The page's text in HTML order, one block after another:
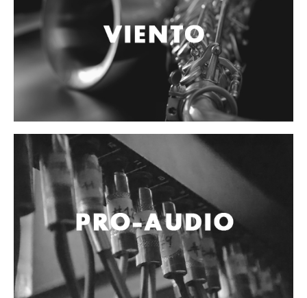
Cables y Conectores
Micrófono
Sonido
Espigas y conectores
Accesorios
Otros Instrumentos de Cuerdas
Ukulele
Mandolina
Mariachi